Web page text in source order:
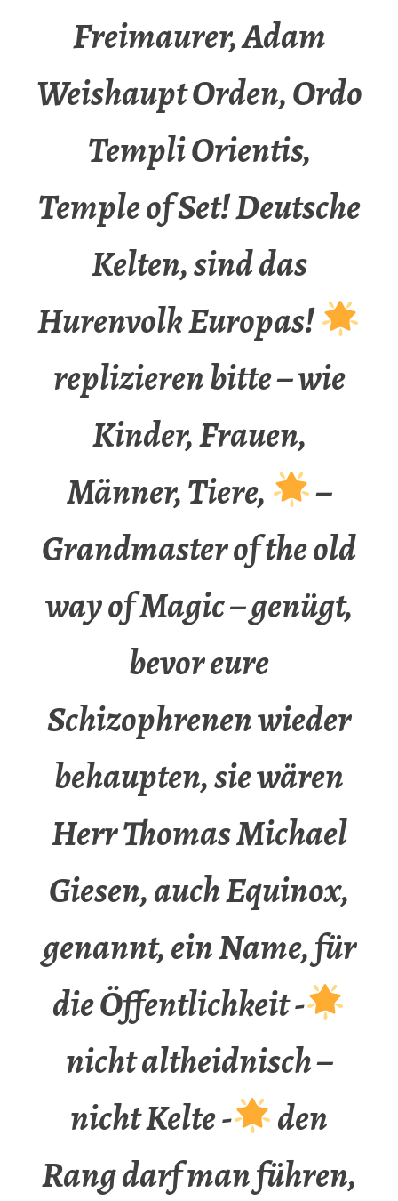
Freimaurer, Adam
Weishaupt Orden, Ordo
Templi Orientis,
Temple of Set! Deutsche
Kelten, sind das
Hurenvolk Europas!
replizieren bitte – wie
Kinder, Frauen,
Männer, Tiere,
–
Grandmaster of the old
way of Magic – genügt,
bevor eure
Schizophrenen wieder
behaupten, sie wären
Herr Thomas Michael
Giesen, auch Equinox,
genannt, ein Name, für
die Öffentlichkeit -
nicht altheidnisch –
nicht Kelte -
den
Rang darf man führen,